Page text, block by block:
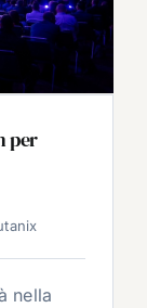
per
nella